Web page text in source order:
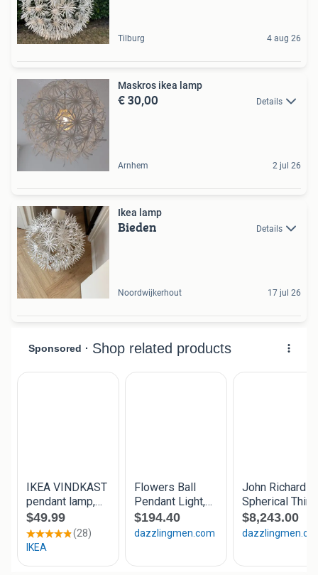
Tilburg 4 aug 26
Maskros ikea lamp
€ 30,00 Details
Arnhem 2 jul 26
Ikea lamp
Bieden Details
Noordwijkerhout 17 jul 26